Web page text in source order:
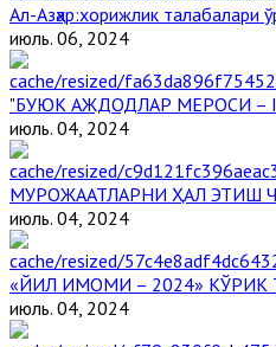
Aл-Aзҳар:хорижлик талабалари
июль. 06, 2024
"БУЮК АЖДОДЛАР МЕРОСИ –
июль. 04, 2024
МУРОЖААТЛАРНИ ҲАЛ ЭТИШ
июль. 04, 2024
«ЙИЛ ИМОМИ – 2024»
июль. 04, 2024